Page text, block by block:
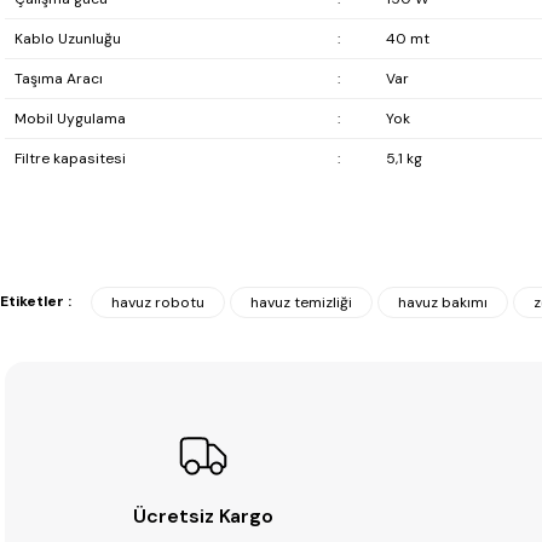
Kablo Uzunluğu : 40 mt
Taşıma Aracı : Var
Mobil Uygulama : Yok
Filtre kapasitesi : 5,1 kg
Etiketler : havuz robotu havuz temizliği havuz bakımı
Ücretsiz Kargo